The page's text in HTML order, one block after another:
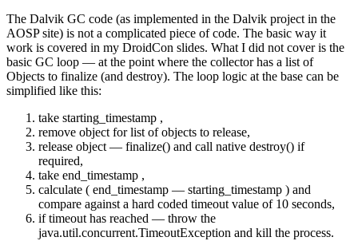
The Dalvik GC code (as implemented in the Dalvik project in the
AOSP site) is not a complicated piece of code. The basic way it
work is covered in my DroidCon slides. What I did not cover is the
basic GC loop — at the point where the collector has a list of
Objects to finalize (and destroy). The loop logic at the base can be
simplified like this:
take starting_timestamp ,
remove object for list of objects to release,
release object — finalize() and call native destroy() if
required,
take end_timestamp ,
calculate ( end_timestamp — starting_timestamp ) and
compare against a hard coded timeout value of 10 seconds,
if timeout has reached — throw the
java.util.concurrent.TimeoutException and kill the process.